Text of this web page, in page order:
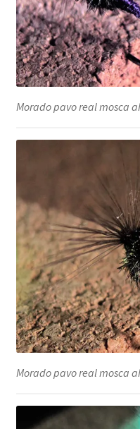
Morado pavo real mosca
Morado pavo real mosca